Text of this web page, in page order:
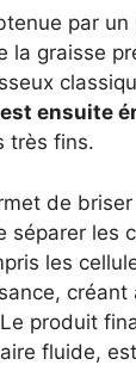
par un
la graisse
ensuite
très fins.
de
séparer les
les
créant
produit
fluide,